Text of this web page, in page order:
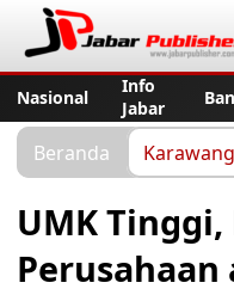
Nasional
Info
Jabar
Beranda Karawang
UMK